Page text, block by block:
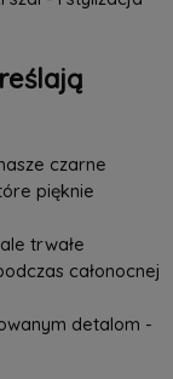
czarne
pięknie
trwałe
całonocnej
detalom -